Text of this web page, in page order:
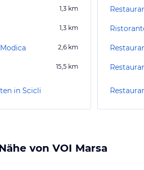
1,3 km
1,3 km
2,6 km
15,5 km
in Scicli
von VOI Marsa